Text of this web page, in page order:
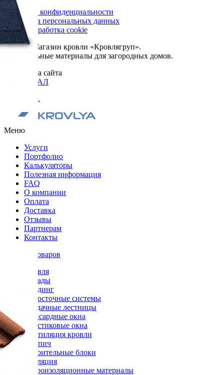
Политика конфиденциальности
Обработка персональных данных
Сбор и обработка cookie
© 2026. Магазин кровли «Кровлягруп».
Строительные материалы для загородных домов.
Разработка сайта
ОРИГИНАЛ
Меню
Услуги
Портфолио
Калькуляторы
Полезная информация
FAQ
О компании
Оплата
Доставка
Отзывы
Партнерам
Контакты
Каталог товаров
Кровля
Фасады
Сайдинг
Водосточные системы
Чердачные лестницы
Мансардные окна
Пластиковые окна
Вентиляция кровли
Кирпич
Строительные блоки
Изоляция
Гидроизоляционные материалы